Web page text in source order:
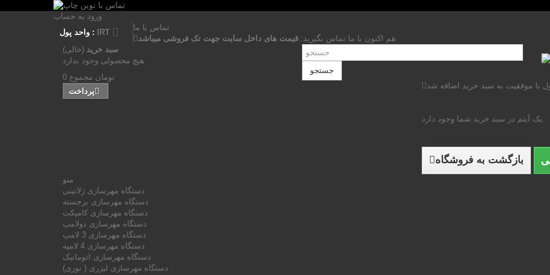
ورود به حساب
واحد پول :
IRT
تماس با ما
هم اکنون با ما تماس بگیرید: قیمت های داخل سایت جهت تک فروشی میباشد
جستجو
سبد خرید (خالی)
هیچ محصولی وجود ندارد
0 تومان مجموع
پرداخت
با موفقیت به سبد خرید اضافه شد
یک آیتم در سبد خرید شما وجود دارد.
بازگشت به فروشگاه
منو
دستگاه مهرسازی ژلاتینی
دستگاه مهرسازی برجسته
دستگاه مهرسازی کامپکت
دستگاه مهرسازی دولامپ
دستگاه مهرسازی 3 لامپ
دستگاه مهرسازی 4 لامپه
دستگاه مهرسازی اتوماتیک
دستگاه مهرسازی لیزری ( نوری)